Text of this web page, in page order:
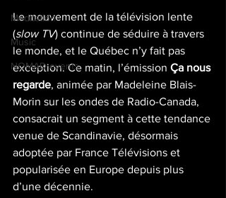
Meditation
Music
NOMAD events
Le mouvement de la télévision lente
(slow TV) continue de séduire à travers
le monde, et le Québec n’y fait pas
exception. Ce matin, l’émission Ça nous
regarde, animée par Madeleine Blais-
Morin sur les ondes de Radio-Canada,
consacrait un segment à cette tendance
venue de Scandinavie, désormais
adoptée par France Télévisions et
popularisée en Europe depuis plus
d’une décennie.